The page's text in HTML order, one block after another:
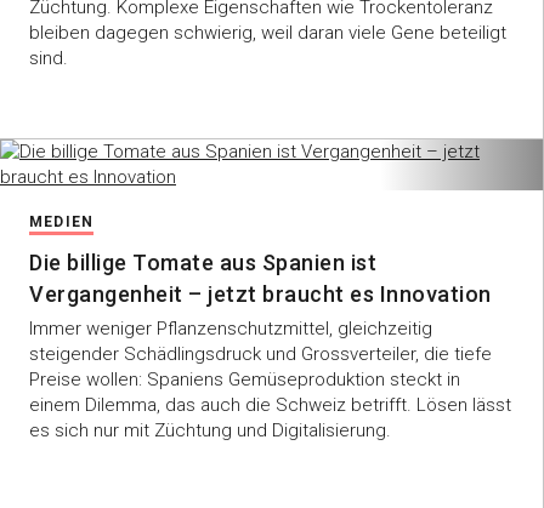
Züchtung. Komplexe Eigenschaften wie Trockentoleranz
bleiben dagegen schwierig, weil daran viele Gene beteiligt
sind.
MEDIEN
Die billige Tomate aus Spanien ist
Vergangenheit – jetzt braucht es Innovation
Immer weniger Pflanzenschutzmittel, gleichzeitig
steigender Schädlingsdruck und Grossverteiler, die tiefe
Preise wollen: Spaniens Gemüseproduktion steckt in
einem Dilemma, das auch die Schweiz betrifft. Lösen lässt
es sich nur mit Züchtung und Digitalisierung.